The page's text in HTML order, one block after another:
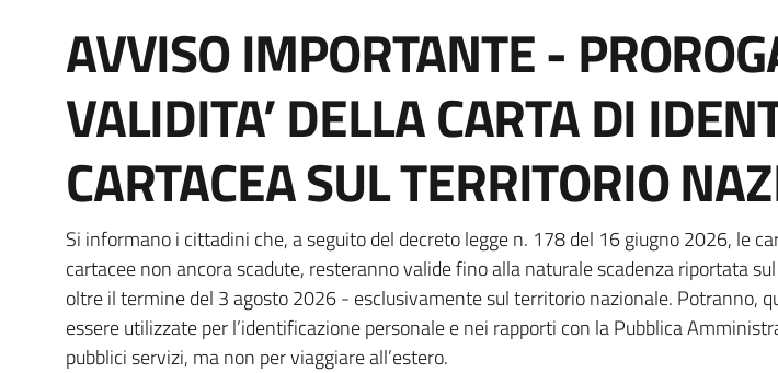
PROROGATA LA VALIDITA’ DELLA
AVVISO IMPORTANTE -
VALIDITA’ DELLA CARTA DI
CARTACEA SUL TERRITORIO
Si informano i cittadini che, a seguito del decreto legge n. 178 del 16 giugno 2026, le
cartacee non ancora scadute, resteranno valide fino alla naturale scadenza riportata
oltre il termine del 3 agosto 2026 - esclusivamente sul territorio nazionale. Potranno,
essere utilizzate per l’identificazione personale e nei rapporti con la Pubblica
pubblici servizi, ma non per viaggiare all’estero.